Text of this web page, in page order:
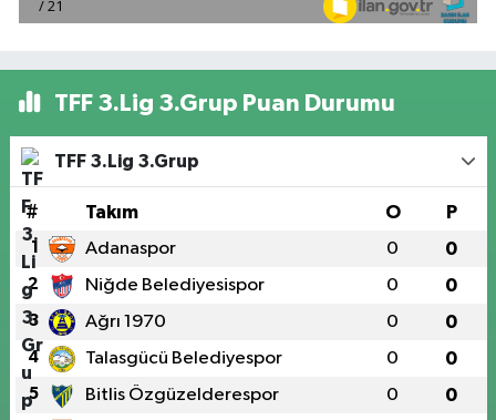
TFF 3.Lig 3.Grup Puan Durumu
TFF 3.Lig 3.Grup
# Takım O P
1 Adanaspor 0 0
2 Niğde Belediyesispor 0 0
3 Ağrı 1970 0 0
4 Talasgücü Belediyespor 0 0
5 Bitlis Özgüzelderespor 0 0